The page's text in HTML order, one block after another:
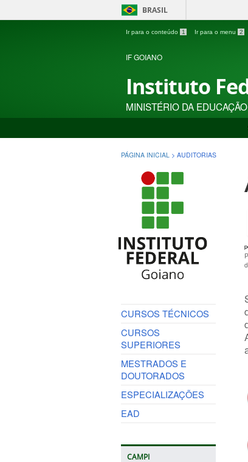
BRASIL
Ir para o conteúdo 1 Ir para o menu 2
IF GOIANO
Instituto
MINISTÉRIO DA EDUCAÇÃO
PÁGINA INICIAL > AUDITORIAS
CURSOS TÉCNICOS
CURSOS
SUPERIORES
MESTRADOS E
DOUTORADOS
ESPECIALIZAÇÕES
EAD
CAMPI